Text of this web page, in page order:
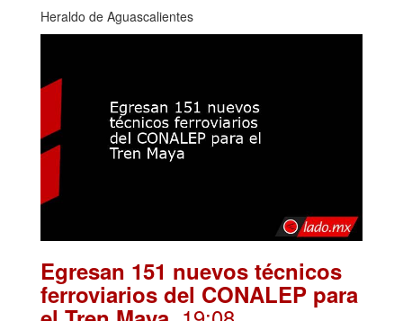
Heraldo de Aguascalientes
Egresan 151 nuevos técnicos
ferroviarios del CONALEP para